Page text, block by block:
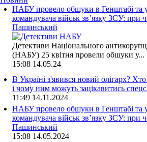
НАБУ провело обшуки в Генштабі та
командувача військ зв’язку ЗСУ: при
Пашинський
Детективи Національного
(НАБУ) 25 квітня провели обшуки у...
15:08 14.05.24
В Україні з'явився новий олігарх?
і чому ним можуть зацікавитись
11:49 14.11.2024
НАБУ провело обшуки в Генштабі та
командувача військ зв’язку ЗСУ: при
Пашинський
15:08 14.05.2024